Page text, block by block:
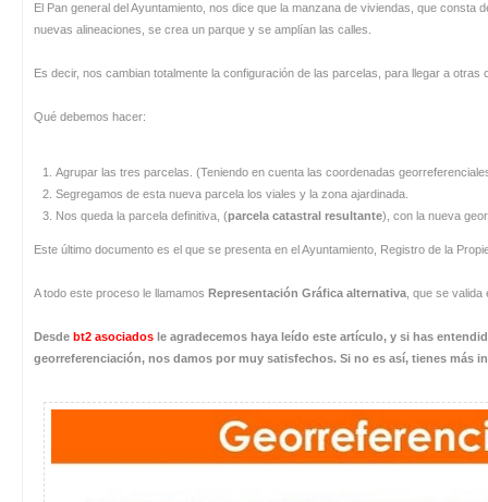
El Pan general del Ayuntamiento, nos dice que la manzana de viviendas, que
nuevas alineaciones, se crea un parque y se amplían las calles.
Es decir, nos cambian totalmente la configuración de las parcelas, para llegar a otras
Qué debemos hacer:
Agrupar las tres parcelas. (Teniendo en cuenta las coordenadas
Segregamos de esta nueva parcela los viales y la zona ajardinada.
Nos queda la parcela definitiva, (parcela catastral resultante), con la nueva
Este último documento es el que se presenta en el Ayuntamiento, Registro de la
A todo este proceso le llamamos Representación Gráfica alternativa, que se valida
Desde bt2 asociados le agradecemos haya leído este artículo, y si has
georreferenciación, nos damos por muy satisfechos. Si no es así, tienes más